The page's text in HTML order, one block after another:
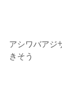
アシワバアジ
きそう